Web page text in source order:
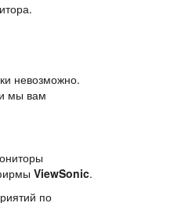
невозможно.
и мы вам
ViewSonic.
по